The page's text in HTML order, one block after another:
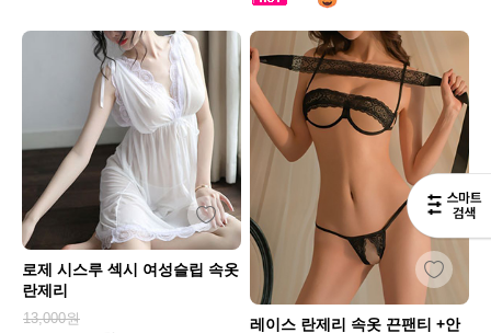
로제 시스루 섹시 여성슬립 속옷
란제리
13,000원
레이스 란제리 속옷 끈팬티 +안